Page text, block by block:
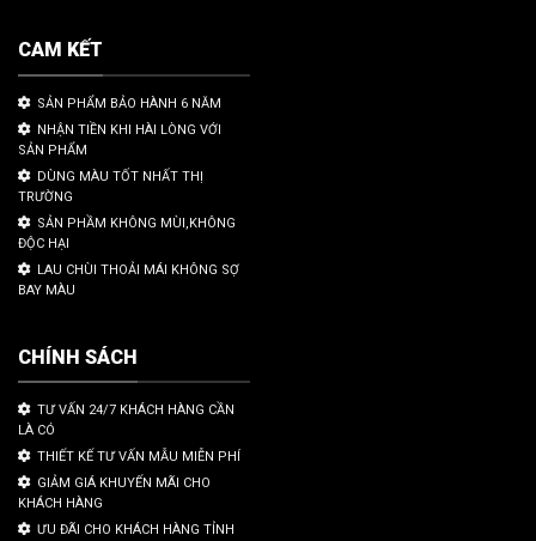
CAM KẾT
SẢN PHẨM BẢO HÀNH 6 NĂM
NHẬN TIỀN KHI HÀI LÒNG VỚI
SẢN PHẨM
DÙNG MÀU TỐT NHẤT THỊ
TRƯỜNG
SẢN PHẦM KHÔNG MÙI,KHÔNG
ĐỘC HẠI
LAU CHÙI THOẢI MÁI KHÔNG SỢ
BAY MÀU
CHÍNH SÁCH
TƯ VẤN 24/7 KHÁCH HÀNG CẦN
LÀ CÓ
THIẾT KẾ TƯ VẤN MẪU MIỄN PHÍ
GIẢM GIÁ KHUYẾN MÃI CHO
KHÁCH HÀNG
ƯU ĐÃI CHO KHÁCH HÀNG TỈNH